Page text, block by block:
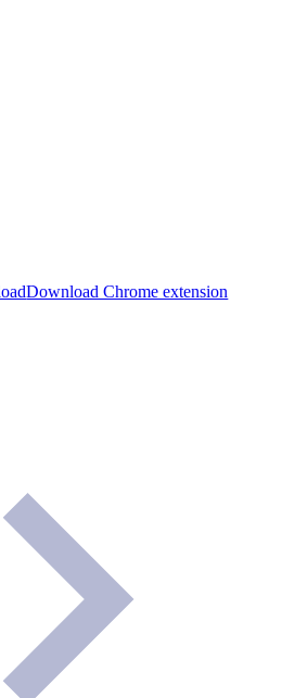
Download Chrome extension